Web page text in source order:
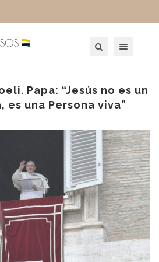
Papa: “Jesús no es un
es una Persona viva”